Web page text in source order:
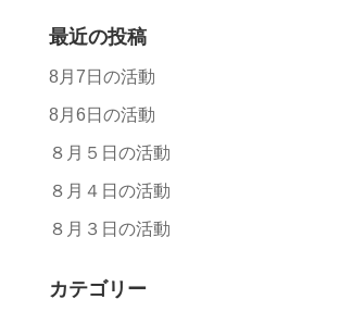
最近の投稿
8月7日の活動
8月6日の活動
８月５日の活動
８月４日の活動
８月３日の活動
カテゴリー